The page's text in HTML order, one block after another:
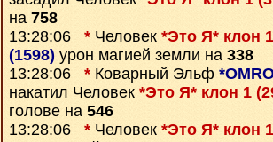
на 758
13:28:06 * Человек *Это Я* клон 1
(1598) урон магией земли на 338
13:28:06 * Коварный Эльф
накатил Человек *Это Я* клон 1
голове на 546
13:28:06 * Человек *Это Я* клон 1